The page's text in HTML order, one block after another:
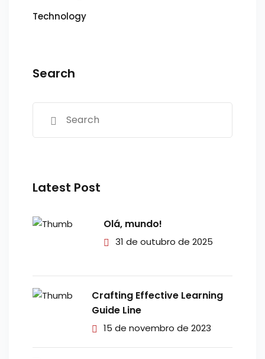
Technology
Search
Latest Post
Olá, mundo!
31 de outubro de 2025
Crafting Effective Learning
Guide Line
15 de novembro de 2023